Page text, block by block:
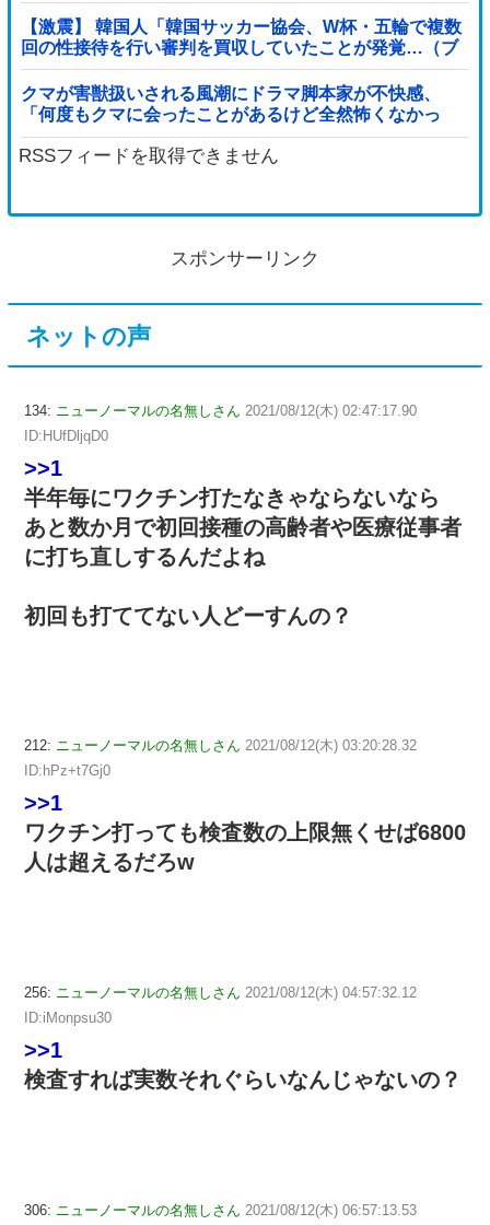
【激震】 韓国人「韓国サッカー協会、W杯・五輪で複数
回の性接待を行い審判を買収していたことが発覚…（ブ
ルブル」＝韓国の反応
クマが害獣扱いされる風潮にドラマ脚本家が不快感、
「何度もクマに会ったことがあるけど全然怖くなかっ
た」と主張しており……他
RSSフィードを取得できません
スポンサーリンク
ネットの声
134: ニューノーマルの名無しさん 2021/08/12(木) 02:47:17.90
ID:HUfDljqD0
>>1
半年毎にワクチン打たなきゃならないなら
あと数か月で初回接種の高齢者や医療従事者
に打ち直しするんだよね
初回も打ててない人どーすんの？
212: ニューノーマルの名無しさん 2021/08/12(木) 03:20:28.32
ID:hPz+t7Gj0
>>1
ワクチン打っても検査数の上限無くせば6800
人は超えるだろw
256: ニューノーマルの名無しさん 2021/08/12(木) 04:57:32.12
ID:iMonpsu30
>>1
検査すれば実数それぐらいなんじゃないの？
306: ニューノーマルの名無しさん 2021/08/12(木) 06:57:13.53